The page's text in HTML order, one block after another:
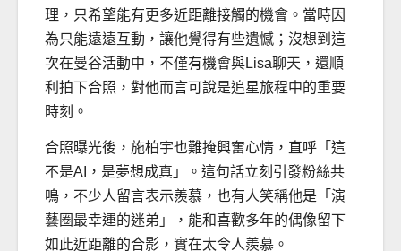
理，只希望能有更多近距離接觸的機會。當時因
為只能遠遠互動，讓他覺得有些遺憾；沒想到這
次在曼谷活動中，不僅有機會與Lisa聊天，還順
利拍下合照，對他而言可說是追星旅程中的重要
時刻。
合照曝光後，施柏宇也難掩興奮心情，直呼「這
不是AI，是夢想成真」。這句話立刻引發粉絲共
鳴，不少人留言表示羨慕，也有人笑稱他是「演
藝圈最幸運的迷弟」，能和喜歡多年的偶像留下
如此近距離的合影，實在太令人羨慕。